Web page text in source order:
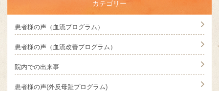
カテゴリー
患者様の声（血流プログラム）
患者様の声（血流改善プログラム）
院内での出来事
患者様の声(外反母趾プログラム)